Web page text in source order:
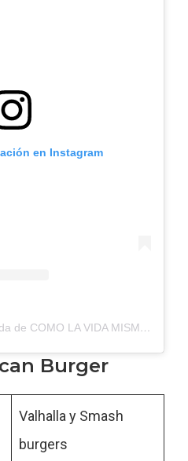
en Instagram
Una publicación compartida de COMO LA VIDA MISMA (@como_lavidamisma_)
Burger
Valhalla y Smash
burgers